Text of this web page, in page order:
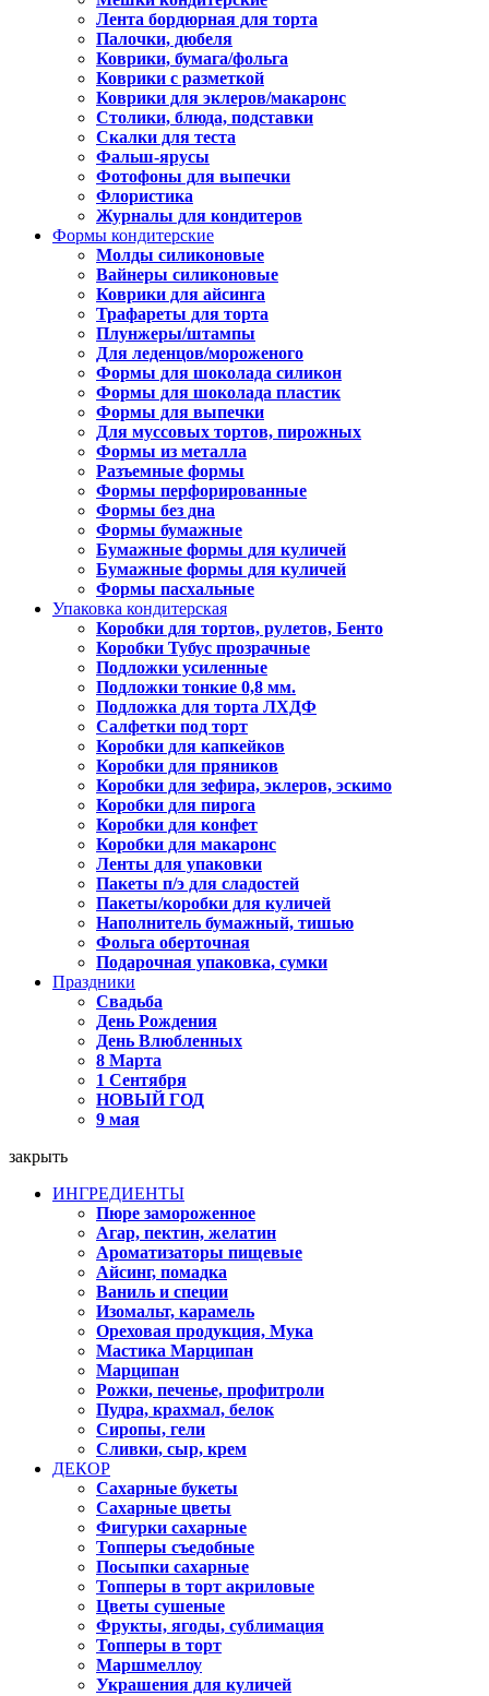
Лента бордюрная для торта
Палочки, дюбеля
Коврики, бумага/фольга
Коврики с разметкой
Коврики для эклеров/макаронс
Столики, блюда, подставки
Скалки для теста
Фальш-ярусы
Фотофоны для выпечки
Флористика
Журналы для кондитеров
Формы кондитерские
Молды силиконовые
Вайнеры силиконовые
Коврики для айсинга
Трафареты для торта
Плунжеры/штампы
Для леденцов/мороженого
Формы для шоколада силикон
Формы для шоколада пластик
Формы для выпечки
Для муссовых тортов, пирожных
Формы из металла
Разъемные формы
Формы перфорированные
Формы без дна
Формы бумажные
Бумажные формы для куличей
Бумажные формы для куличей
Формы пасхальные
Упаковка кондитерская
Коробки для тортов, рулетов, Бенто
Коробки Тубус прозрачные
Подложки усиленные
Подложки тонкие 0,8 мм.
Подложка для торта ЛХДФ
Салфетки под торт
Коробки для капкейков
Коробки для пряников
Коробки для зефира, эклеров, эскимо
Коробки для пирога
Коробки для конфет
Коробки для макаронс
Ленты для упаковки
Пакеты п/э для сладостей
Пакеты/коробки для куличей
Наполнитель бумажный, тишью
Фольга оберточная
Подарочная упаковка, сумки
Праздники
Свадьба
День Рождения
День Влюбленных
8 Марта
1 Сентября
НОВЫЙ ГОД
9 мая
закрыть
ИНГРЕДИЕНТЫ
Пюре замороженное
Агар, пектин, желатин
Ароматизаторы пищевые
Айсинг, помадка
Ваниль и специи
Изомальт, карамель
Ореховая продукция, Мука
Мастика Марципан
Марципан
Рожки, печенье, профитроли
Пудра, крахмал, белок
Сиропы, гели
Сливки, сыр, крем
ДЕКОР
Сахарные букеты
Сахарные цветы
Фигурки сахарные
Топперы съедобные
Посыпки сахарные
Топперы в торт акриловые
Цветы сушеные
Фрукты, ягоды, сублимация
Топперы в торт
Маршмеллоу
Украшения для куличей